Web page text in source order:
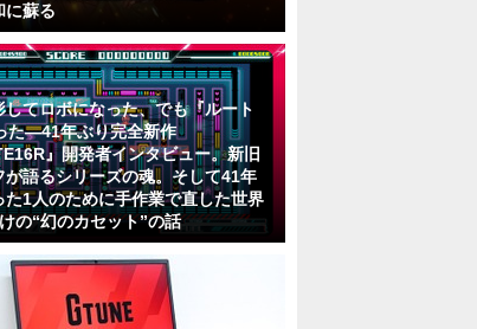
に蘇る
してロボになった、でも『ルート
た―41年ぶり完全新作
』開発者インタビュー。新旧
が語るシリーズの魂。そして41年
た1人のために手作業で直した世界
の“幻のカセット”の話